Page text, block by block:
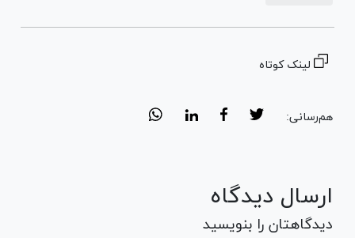
لینک کوتاه
هم‌رسانی:
ارسال دیدگاه
دیدگاهتان را بنویسید